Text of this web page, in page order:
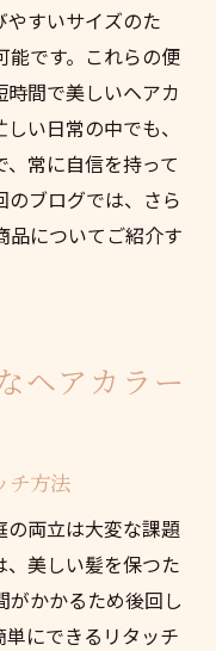
やすいサイズのた
能です。これらの便
間で美しいヘアカ
い日常の中でも、
常に自信を持って
ブログでは、さら
品についてご紹介す
ヘアカラー
チ方法
の両立は大変な課題
、美しい髪を保つた
がかかるため後回し
にできるリタッチ